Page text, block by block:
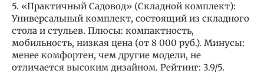
5. «Практичный Садовод» (Складной комплект):
Универсальный комплект, состоящий из складного
стола и стульев. Плюсы: компактность,
мобильность, низкая цена (от 8 000 руб.). Минусы:
менее комфортен, чем другие модели, не
отличается высоким дизайном. Рейтинг: 3.9/5.